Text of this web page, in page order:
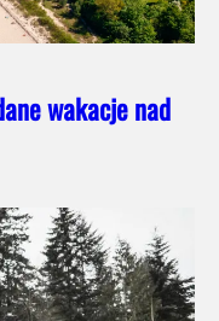
wakacje nad